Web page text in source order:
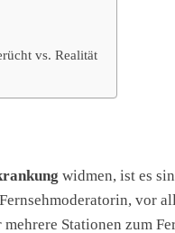
vs. Realität
widmen, ist es
vor
Stationen zum